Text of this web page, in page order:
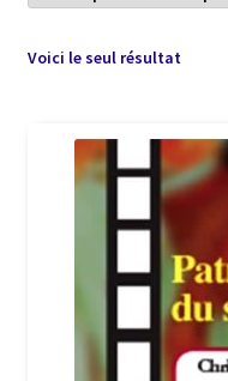
Conditions de Vente
Connection
Listes d’Envies
Livres de Peter Randa
Livres de Philippe Randa
Login Customizer
Newsletter
Nous Contacter
Voici le seul résultat